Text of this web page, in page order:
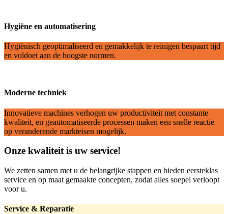
Hygiëne en automatisering
Hygiënisch geoptimaliseerd en gemakkelijk te reinigen bespaart tijd
en voldoet aan de hoogste normen.
Moderne techniek
Innovatieve machines verhogen uw productiviteit met constante
kwaliteit, en geautomatiseerde processen maken een snelle reactie
op veranderende markteisen mogelijk.
Onze kwaliteit is uw service!
We zetten samen met u de belangrijke stappen en bieden eersteklas
service en op maat gemaakte concepten, zodat alles soepel verloopt
voor u.
Service & Reparatie